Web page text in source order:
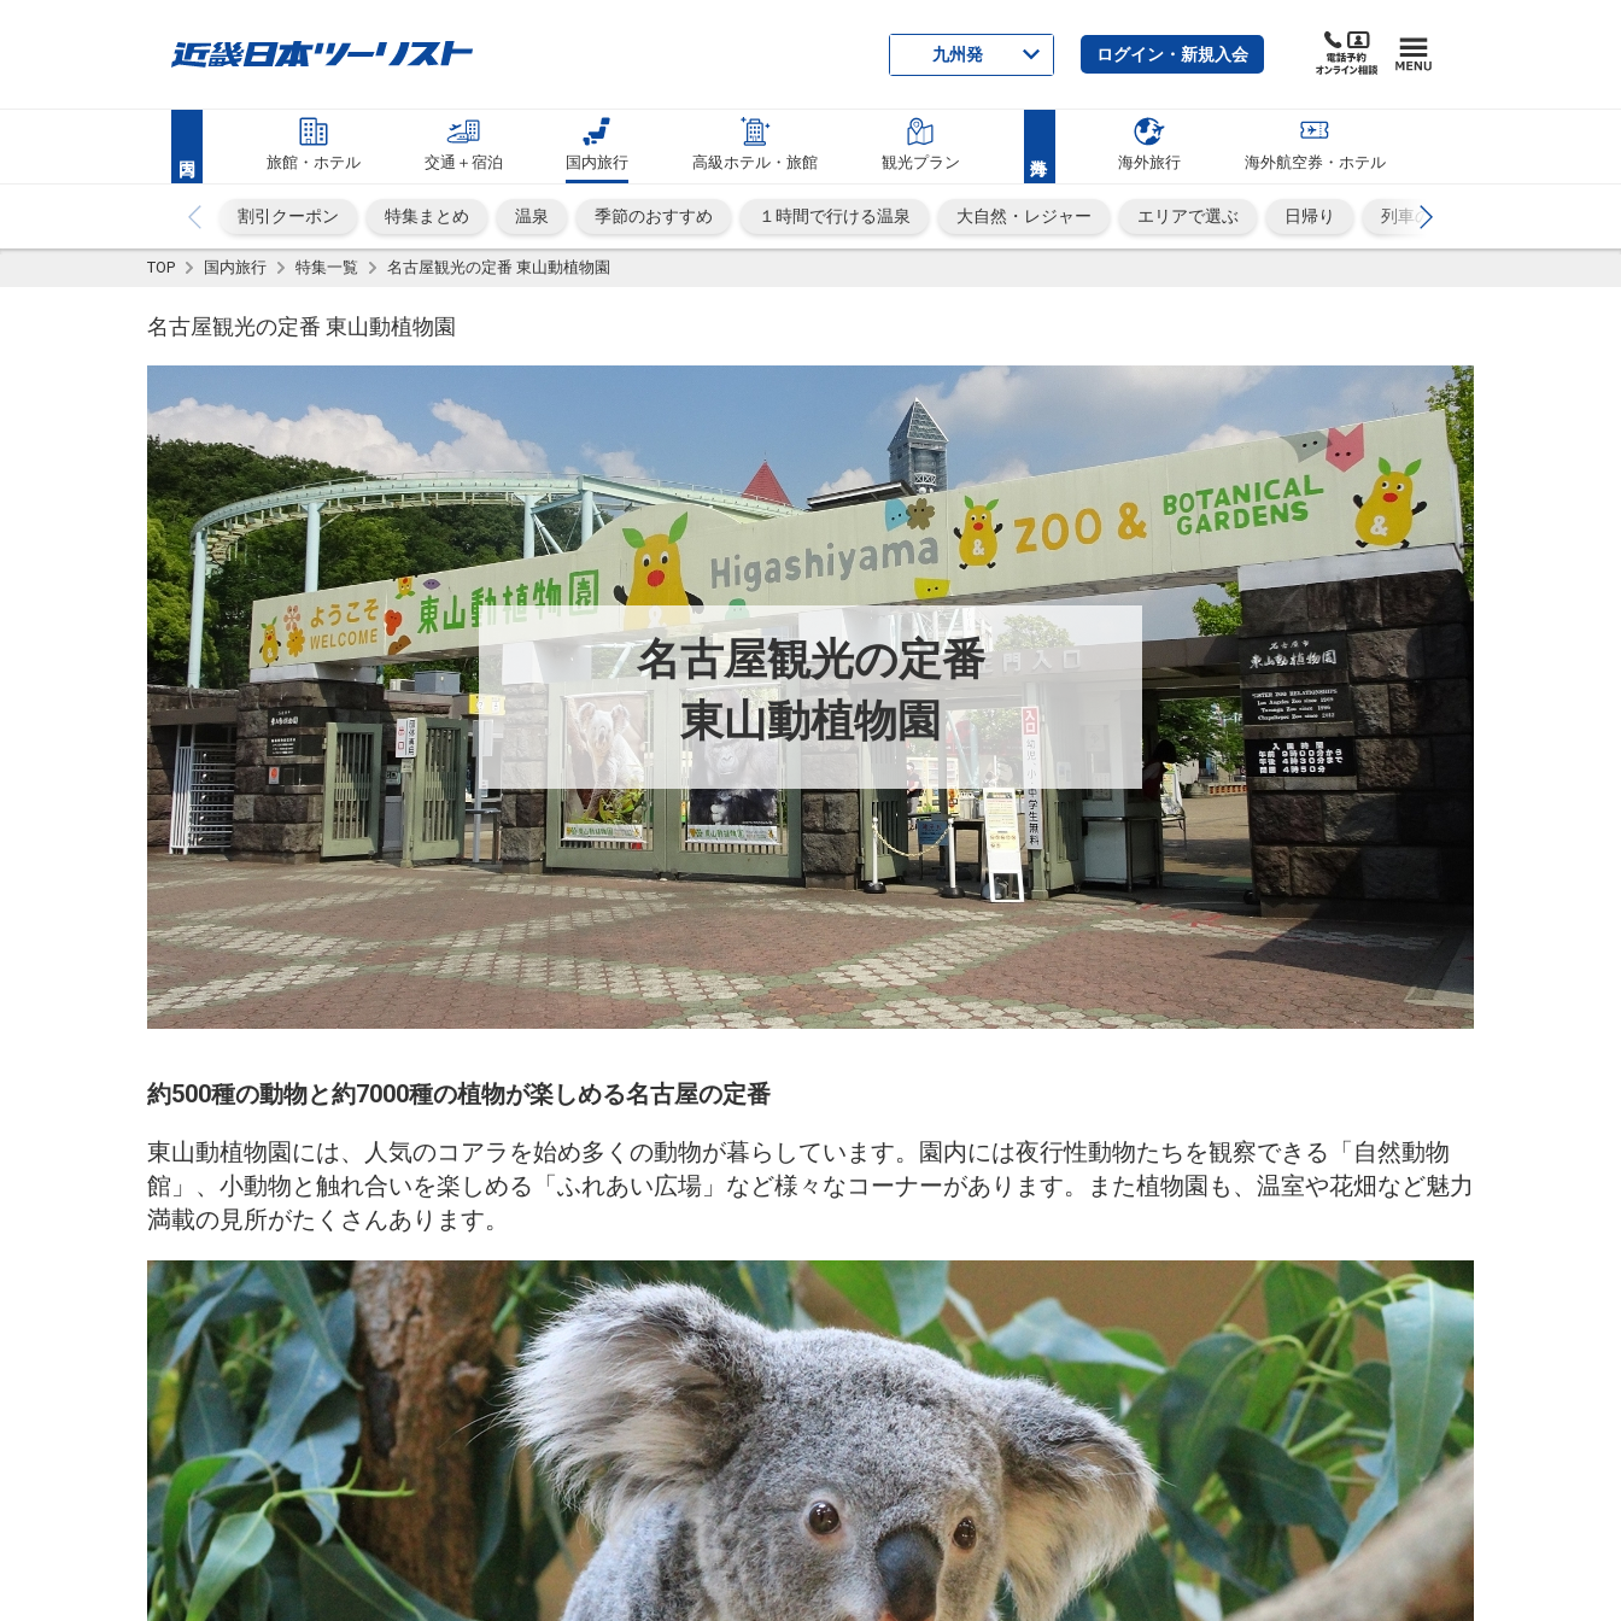
九州発 ログイン・新規入会
旅館・ホテル 交通＋宿泊 国内旅行 高級ホテル・旅館 観光プラン 海外旅行 海外航空券・ホテル
割引クーポン 特集まとめ 温泉 季節のおすすめ １時間で行ける温泉 大自然・レジャー エリアで選ぶ 日帰り 列車の旅
TOP 国内旅行 特集一覧 名古屋観光の定番 東山動植物園
名古屋観光の定番 東山動植物園
名古屋観光の定番
東山動植物園
約500種の動物と約7000種の植物が楽しめる名古屋の定番
東山動植物園には、人気のコアラを始め多くの動物が暮らしています。園内には夜行性動物たちを観察できる「自然動物
館」、小動物と触れ合いを楽しめる「ふれあい広場」など様々なコーナーがあります。また植物園も、温室や花畑など魅力
満載の見所がたくさんあります。